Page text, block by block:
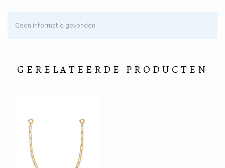
Geen informatie gevonden
GERELATEERDE PRODUCTEN